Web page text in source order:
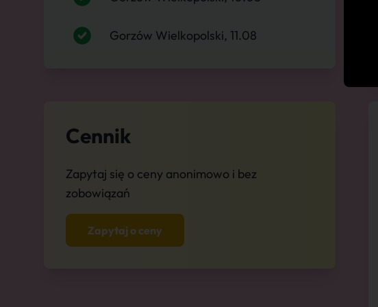
Gorzów Wielkopolski, 11.08
Cennik
Zapytaj się o ceny anonimowo i bez
zobowiązań
Zapytaj o ceny